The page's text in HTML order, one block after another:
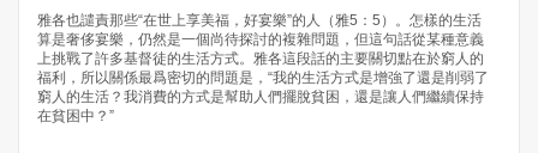
雅各也譴責那些“在世上享美福，好宴樂”的人（雅5：5）。怎樣的生活
算是奢侈宴樂，仍然是一個尚待探討的複雜問題，但這句話從某種意義
上挑戰了許多基督徒的生活方式。雅各這段話的主要關切點在於窮人的
福利，所以關係最爲密切的問題是，“我的生活方式是增強了還是削弱了
窮人的生活？我消費的方式是幫助人們擺脫貧困，還是讓人們繼續保持
在貧困中？”